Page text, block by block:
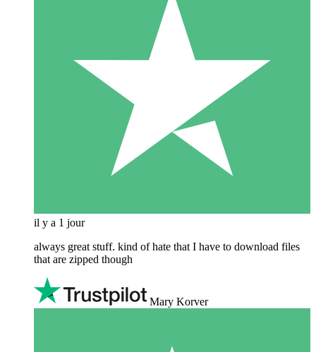
il y a 1 jour
always great stuff. kind of hate that I have to download files
that are zipped though
Mary Korver